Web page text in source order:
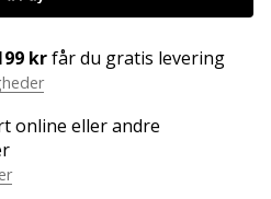
krfår du gratis levering
online eller andre